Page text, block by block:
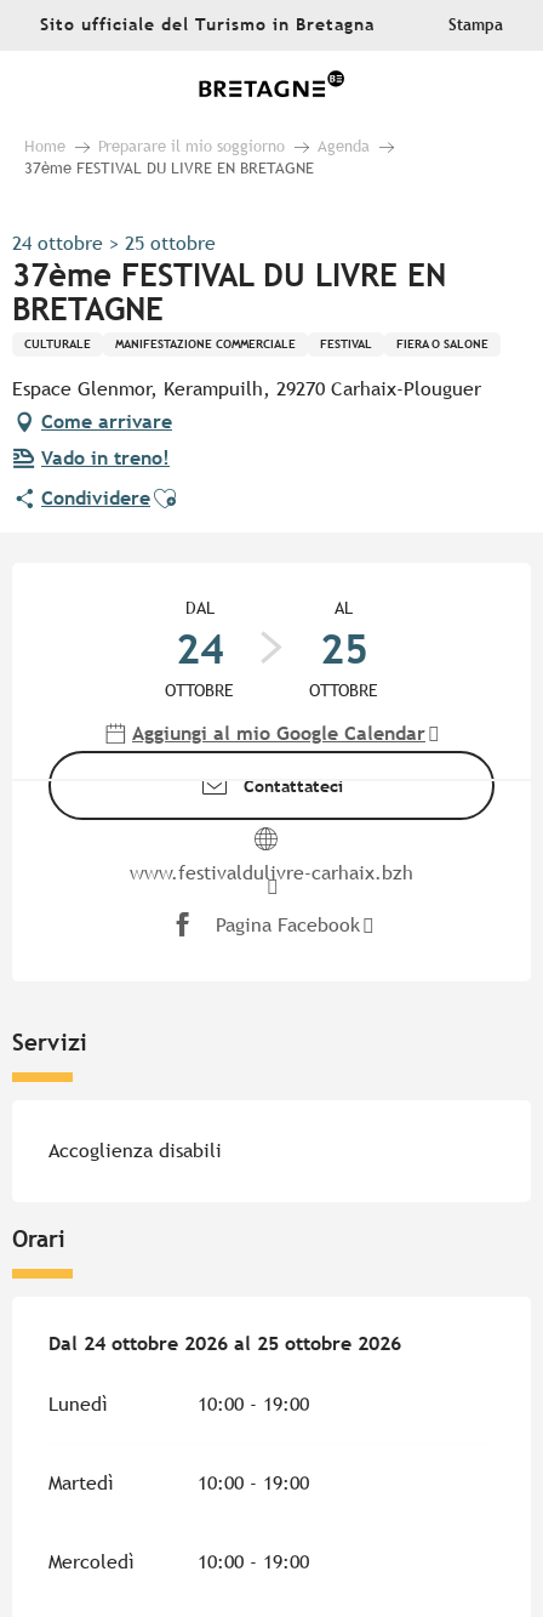
AllerSito ufficiale del Turismo in Bretagna Stampa
Home Preparare il mio soggiorno
Agenda
37ème FESTIVAL DU LIVRE EN BRETAGNE
24 ottobre > 25 ottobre
37ème FESTIVAL DU LIVRE EN
BRETAGNE
CULTURALE MANIFESTAZIONE COMMERCIALE FESTIVAL FIERA O SALONE
Espace Glenmor, Kerampuilh, 29270 Carhaix-Plouguer
Come arrivare
Vado in treno!
CondividereAjouter aux favoris
DAL
24
OTTOBRE
AL
25
OTTOBRE
Aggiungi al mio Google Calendar
Contattateci
www.festivaldulivre-carhaix.bzh
Pagina Facebook
Servizi
Accoglienza disabili
Orari
Dal 24 ottobre 2026 al 25 ottobre 2026
Dal 24 ottobre 2026 al 25 ottobre 2026
Lunedì 10:00 - 19:00
Martedì 10:00 - 19:00
Mercoledì 10:00 - 19:00